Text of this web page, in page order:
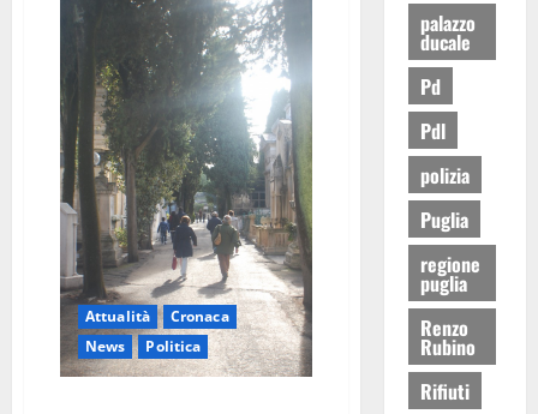
Attualità
Cronaca
News
Politica
palazzo
ducale
Pd
Pdl
polizia
Puglia
regione
puglia
Renzo
Rubino
Rifiuti